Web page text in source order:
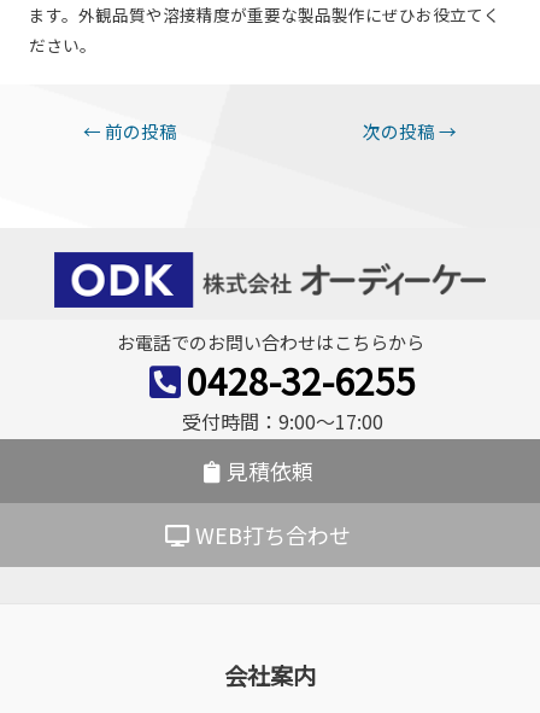
ます。外観品質や溶接精度が重要な製品製作にぜひお役立てく
ださい。
投
ビ
ゲ
ー
ン
← 前の投稿 次の投稿→
お電話でのお問い合わせはこちらから
0428-32-6255
受付時間：9:00〜17:00
見積依頼
WEB打ち合わせ
会社案内